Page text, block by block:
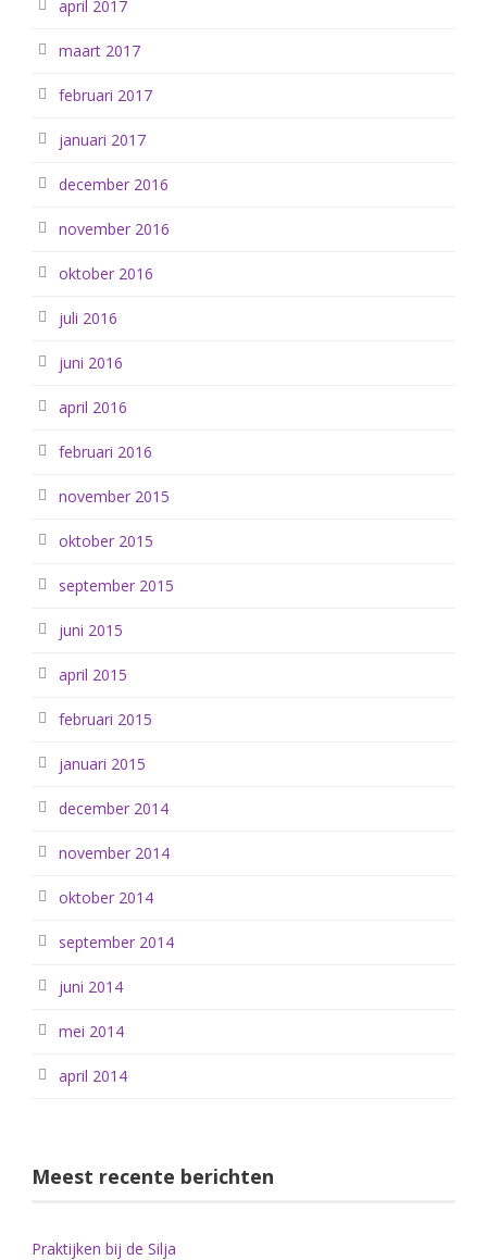
april 2017
maart 2017
februari 2017
januari 2017
december 2016
november 2016
oktober 2016
juli 2016
juni 2016
april 2016
februari 2016
november 2015
oktober 2015
september 2015
juni 2015
april 2015
februari 2015
januari 2015
december 2014
november 2014
oktober 2014
september 2014
juni 2014
mei 2014
april 2014
Meest recente berichten
Praktijken bij de Silja